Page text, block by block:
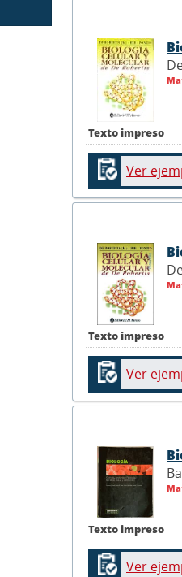
Texto impreso
Ver
Texto impreso
Ver
Texto impreso
Ver